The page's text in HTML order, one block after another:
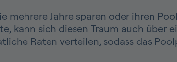
mehrere Jahre sparen oder ihren
kann sich diesen Traum auch über
Raten verteilen, sodass das